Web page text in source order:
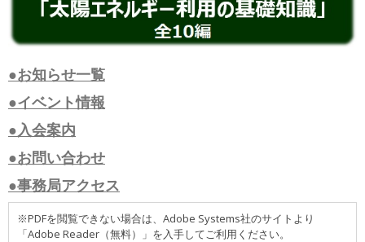
●お知らせ一覧
●イベント情報
●入会案内
●お問い合わせ
●事務局アクセス
※PDFを閲覧できない場合は、Adobe Systems社のサイトより
「Adobe Reader（無料）」を入手してご利用ください。